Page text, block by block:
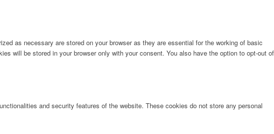
as necessary are stored on your browser as they are essential for the working of basic
will be stored in your browser only with your consent. You also have the option to opt-out of
and security features of the website. These cookies do not store any personal